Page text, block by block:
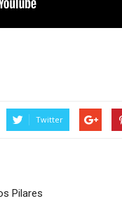
Twitter
Pilares